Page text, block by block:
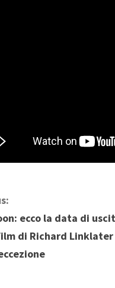
ecco la data di
di Richard Linklater